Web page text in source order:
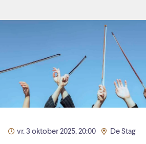
vr. 3 oktober 2025, 20:00 De Stag